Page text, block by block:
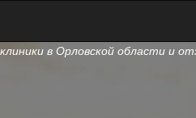
в Орловской области и